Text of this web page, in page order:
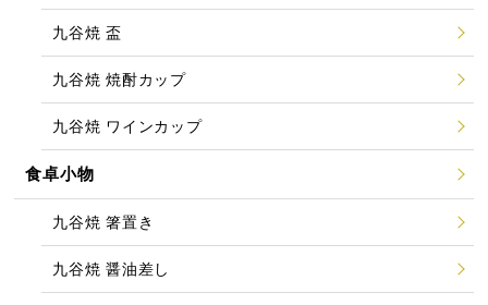
九谷焼 盃
九谷焼 焼酎カップ
九谷焼 ワインカップ
食卓小物
九谷焼 箸置き
九谷焼 醤油差し